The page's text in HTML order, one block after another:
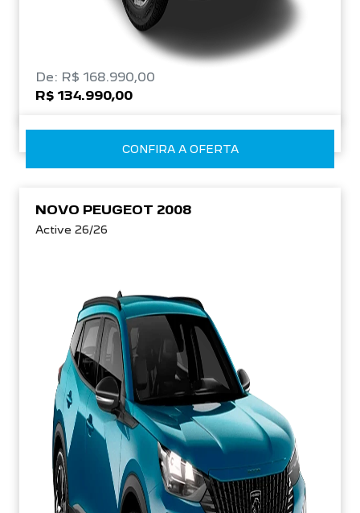
De: R$ 168.990,00
R$ 134.990,00
CONFIRA A OFERTA
NOVO PEUGEOT 2008
Active 26/26